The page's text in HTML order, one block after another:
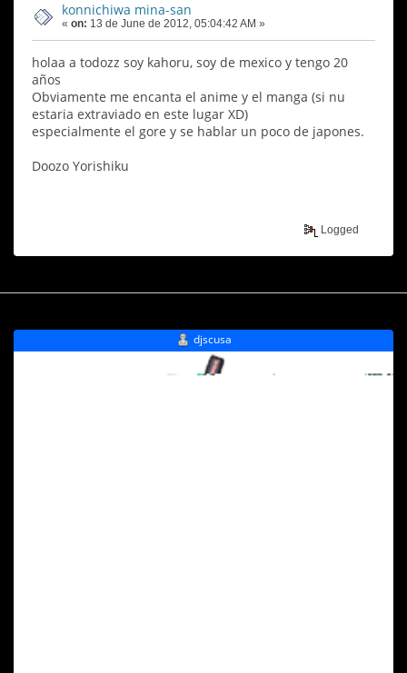
konnichiwa mina-san
« on: 13 de June de 2012, 05:04:42 AM »
holaa a todozz soy kahoru, soy de mexico y tengo 20
años
Obviamente me encanta el anime y el manga (si nu
estaria extraviado en este lugar XD)
especialmente el gore y se hablar un poco de japones.
Doozo Yorishiku
Logged
djscusa